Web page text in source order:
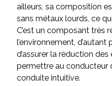
ailleurs, sa composition
sans métaux lourds, ce
C’est un composant très
l’environnement, d’autant
d’assurer la réduction
permettre au conducteur
conduite intuitive.